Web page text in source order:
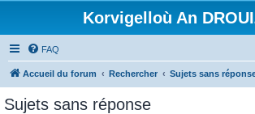
Korvigelloù An
FAQ
Accueil du forum Rechercher Sujets sans
Sujets sans réponse